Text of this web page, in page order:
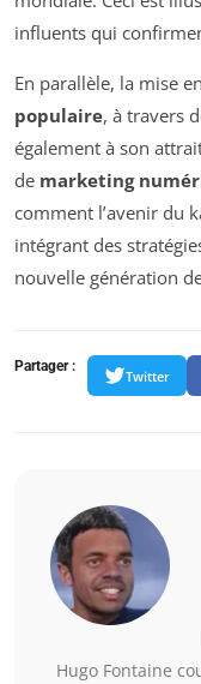
influents qui
En parallèle, la mise
populaire, à travers
également à son
de marketing
comment l’avenir du
intégrant des
nouvelle génération
Partager :
Twitter
Hugo Fontaine